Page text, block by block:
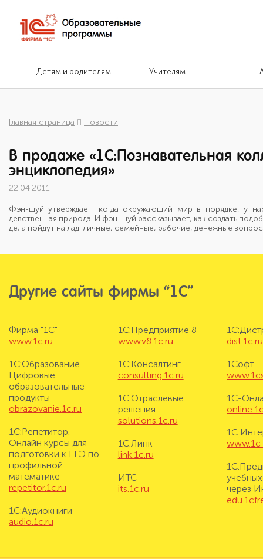
Детям и родителям Учителям
Главная страница Новости
В продаже «1С:Познавательная
энциклопедия»
22.04.2011
Фэн-шуй утверждает: когда окружающий мир в порядке, у
девственная природа. И фэн-шуй рассказывает, как создать
дела пойдут на лад: личные, семейные, рабочие, денежные
Другие сайты фирмы “1С”
Фирма "1С"
www.1c.ru
1С:Образование.
Цифровые
образовательные
продукты
obrazovanie.1c.ru
1С:Репетитор.
Онлайн курсы для
подготовки к ЕГЭ по
профильной
математике
repetitor.1c.ru
1С:Аудиокниги
audio.1c.ru
1С:Предприятие 8
www.v8.1c.ru
1С:Консалтинг
consulting.1c.ru
1С:Отраслевые
решения
solutions.1c.ru
1С:Линк
link.1c.ru
ИТС
its.1c.ru
dist.1c.ru
1Софт
1С-
1С
через